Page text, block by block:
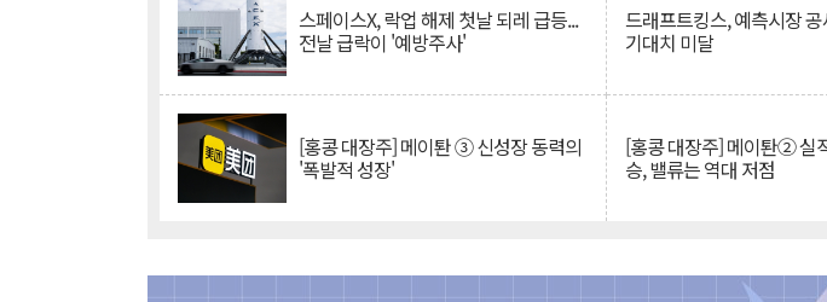
스페이스X, 락업 해제 첫날 되레 급등...
전날 급락이 '예방주사'
드래프트킹스, 예측시장
기대치 미달
[홍콩 대장주] 메이퇀 ③ 신성장 동력의
'폭발적 성장'
[홍콩 대장주] 메이퇀② 실
승, 밸류는 역대 저점